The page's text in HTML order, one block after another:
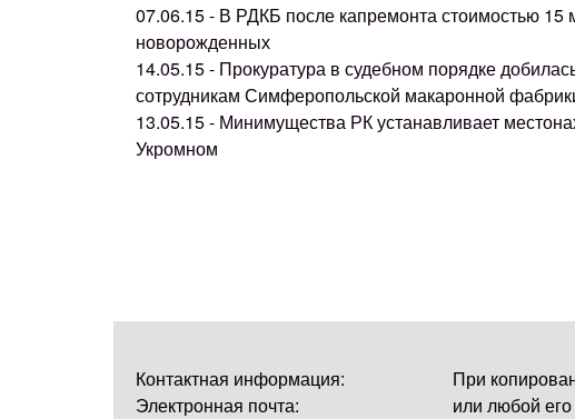
07.06.15 - В РДКБ после капремонта стоимостью 15
новорожденных
14.05.15 - Прокуратура в судебном порядке
сотрудникам Симферопольской макаронной
13.05.15 - Минимущества РК устанавливает
Укромном
Контактная информация:
Электронная почта:
При
или любой его